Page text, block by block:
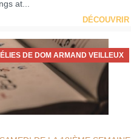
at...
DÉCOUVRIR
DE DOM ARMAND VEILLEUX